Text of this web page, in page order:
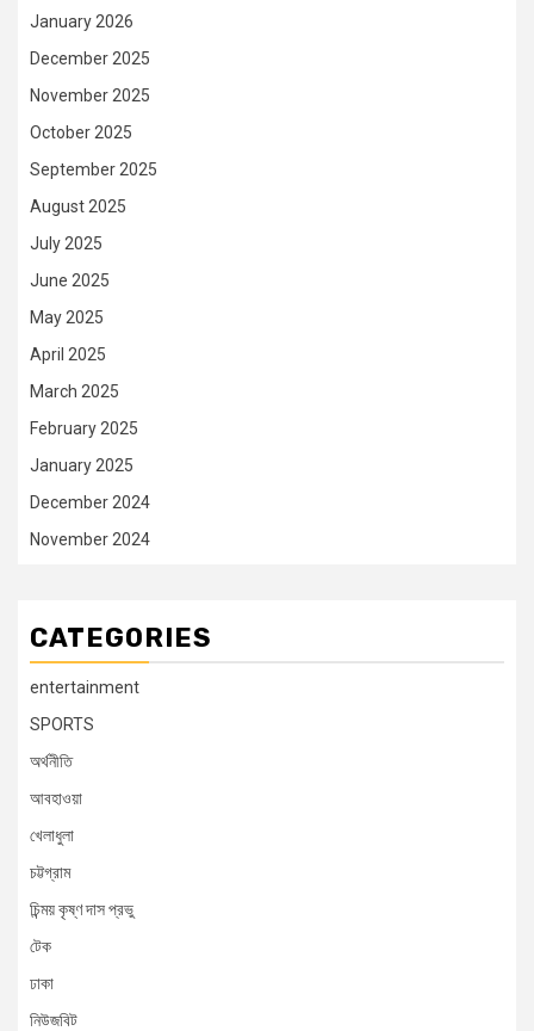
January 2026
December 2025
November 2025
October 2025
September 2025
August 2025
July 2025
June 2025
May 2025
April 2025
March 2025
February 2025
January 2025
December 2024
November 2024
CATEGORIES
entertainment
SPORTS
অর্থনীতি
আবহাওয়া
খেলাধুলা
চট্টগ্রাম
চিন্ময় কৃষ্ণ দাস প্রভু
টেক
ঢাকা
নিউজবিট